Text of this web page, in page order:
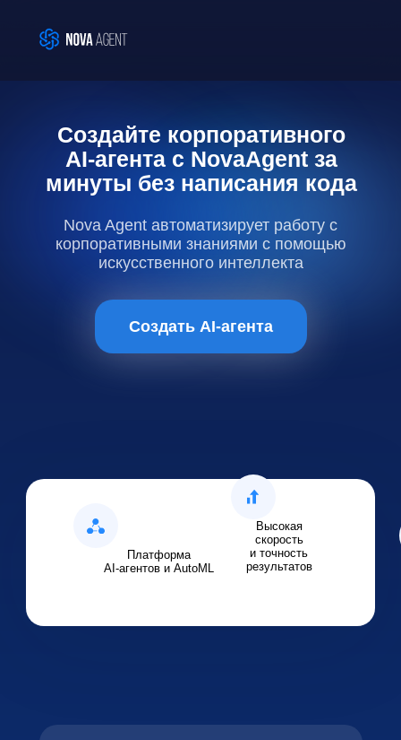
Создать AI-агента
Платформа
AI-агентов и AutoML
Высокая
скорость
и точность
результатов
Nova Agent автоматизирует работу с
корпоративными знаниями с помощью
искусственного интеллекта
Создайте корпоративного
AI-агента с NovaAgent за
минуты без написания кода